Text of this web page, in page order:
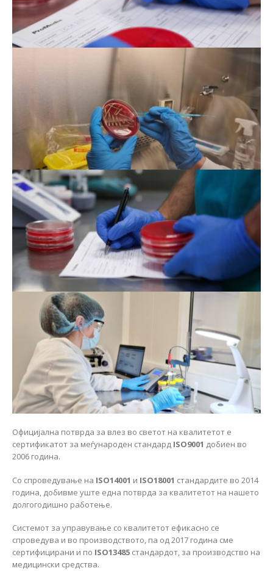
Официјална потврда за влез во светот на квалитетот е
сертификатот за меѓународен стандард ISO9001 добиен во
2006 година.
Со спроведување на ISO14001 и ISO18001 стандардите во 2014
година, добивме уште една потврда за квалитетот на нашето
долгогодишно работење.
Системот за управување со квалитетот ефикасно се
спроведува и во производството, па од 2017 година сме
сертифицирани и по ISO13485 стандардот, за производство на
медицински средства.